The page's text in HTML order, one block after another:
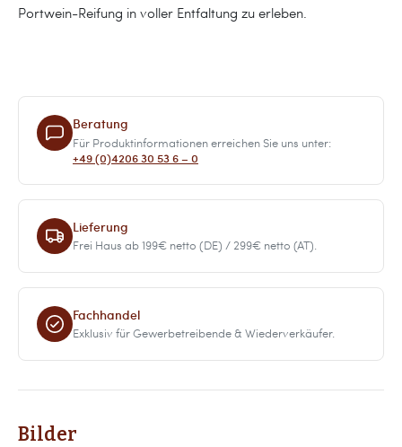
Portwein-Reifung in voller Entfaltung zu erleben.
Beratung
Für Produktinformationen erreichen Sie uns unter:
+49 (0)4206 30 53 6 – 0
Lieferung
Frei Haus ab 199€ netto (DE) / 299€ netto (AT).
Fachhandel
Exklusiv für Gewerbetreibende & Wiederverkäufer.
Bilder